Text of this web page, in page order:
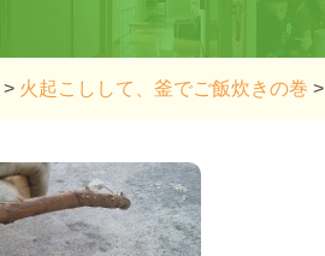
> 火起こしして、釜でご飯炊きの巻 >